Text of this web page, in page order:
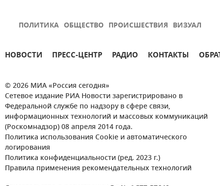
ПОЛИТИКА ОБЩЕСТВО ПРОИСШЕСТВИЯ ВИЗУАЛ
НОВОСТИ ПРЕСС-ЦЕНТР РАДИО КОНТАКТЫ
© 2026 МИА «Россия сегодня»
Сетевое издание РИА Новости зарегистрировано в
Федеральной службе по надзору в сфере связи,
информационных технологий и массовых коммуникаций
(Роскомнадзор) 08 апреля 2014 года.
Политика использования Cookie и автоматического
логирования
Политика конфиденциальности (ред. 2023 г.)
Правила применения рекомендательных технологий